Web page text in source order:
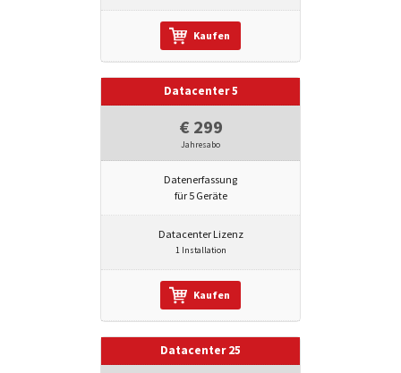
Kaufen
Datacenter 5
€ 299
Jahresabo
Datenerfassung
für 5 Geräte
Datacenter Lizenz
1 Installation
Kaufen
Datacenter 25